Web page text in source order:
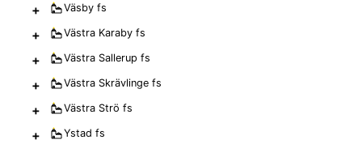
+ Väsby fs
+ Västra Karaby fs
+ Västra Sallerup fs
+ Västra Skrävlinge fs
+ Västra Strö fs
+ Ystad fs